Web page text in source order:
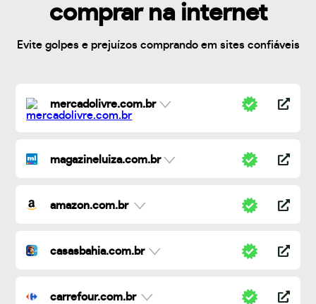
comprar na internet
Evite golpes e prejuízos comprando em sites confiáveis
mercadolivre.com.br
magazineluiza.com.br
amazon.com.br
casasbahia.com.br
carrefour.com.br